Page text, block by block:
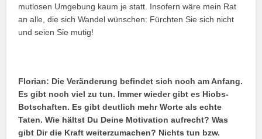
mutlosen Umgebung kaum je statt. Insofern wäre mein Rat
an alle, die sich Wandel wünschen: Fürchten Sie sich nicht
und seien Sie mutig!
Florian: Die Veränderung befindet sich noch am Anfang.
Es gibt noch viel zu tun. Immer wieder gibt es Hiobs-
Botschaften. Es gibt deutlich mehr Worte als echte
Taten. Wie hältst Du Deine Motivation aufrecht? Was
gibt Dir die Kraft weiterzumachen? Nichts tun bzw.